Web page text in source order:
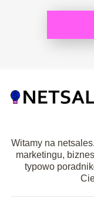
Witamy na
marketingu,
typowo